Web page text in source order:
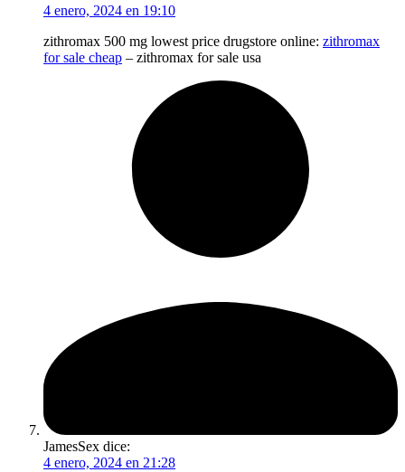
4 enero, 2024 en 19:10
zithromax 500 mg lowest price drugstore online: zithromax
for sale cheap – zithromax for sale usa
JamesSex dice:
4 enero, 2024 en 21:28